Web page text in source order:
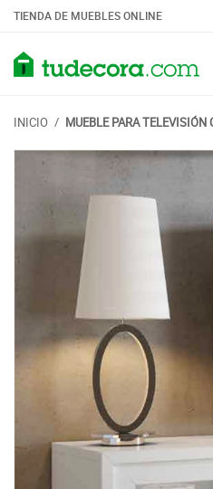
TIENDA DE MUEBLES ONLINE
INICIO / MUEBLE PARA TELEVISIÓN